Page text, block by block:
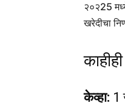
२०२25
खरेदीचा
केव्हा: 1